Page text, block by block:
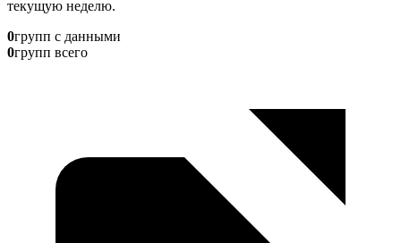
текущую неделю.
0групп с данными
0групп всего